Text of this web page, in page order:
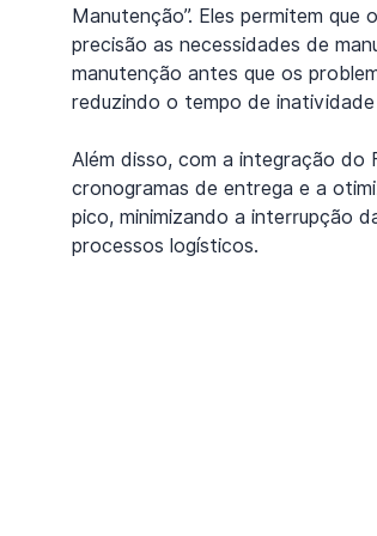
Manutenção”. Eles permitem
precisão as necessidades de
manutenção antes que os
reduzindo o tempo de
Além disso, com a integração do
cronogramas de entrega e a
pico, minimizando a interrupção
processos logísticos.